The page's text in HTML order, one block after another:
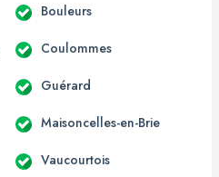
Bouleurs
Coulommes
Guérard
Maisoncelles-en-Brie
Vaucourtois